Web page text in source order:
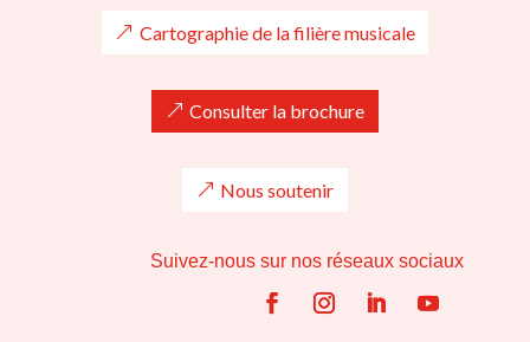
Cartographie de la filière musicale
Consulter la brochure
Nous soutenir
Suivez-nous sur nos réseaux sociaux